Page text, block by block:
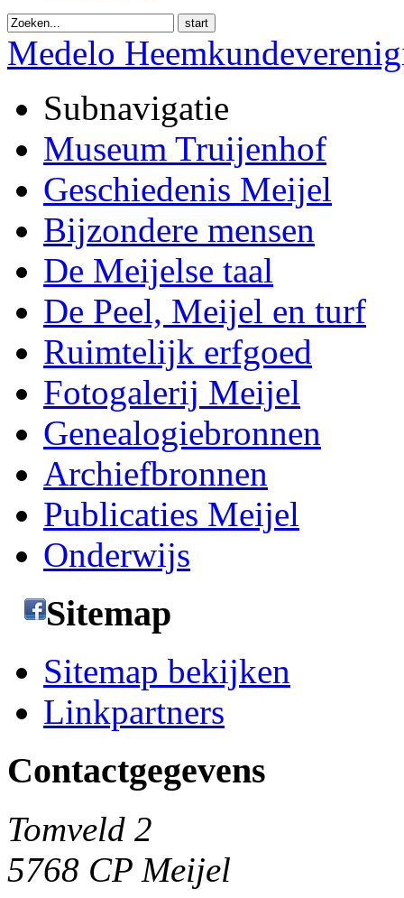
start
Medelo
Subnavigatie
Museum Truijenhof
Geschiedenis Meijel
Bijzondere mensen
De Meijelse taal
De Peel, Meijel en turf
Ruimtelijk erfgoed
Fotogalerij Meijel
Genealogiebronnen
Archiefbronnen
Publicaties Meijel
Onderwijs
Sitemap
Sitemap bekijken
Linkpartners
Contactgegevens
Tomveld 2
5768 CP Meijel